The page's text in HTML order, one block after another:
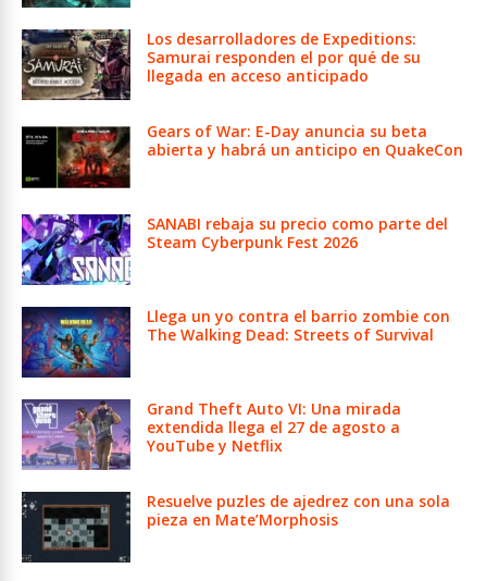
Los desarrolladores de Expeditions:
Samurai responden el por qué de su
llegada en acceso anticipado
Gears of War: E-Day anuncia su beta
abierta y habrá un anticipo en QuakeCon
SANABI rebaja su precio como parte del
Steam Cyberpunk Fest 2026
Llega un yo contra el barrio zombie con
The Walking Dead: Streets of Survival
Grand Theft Auto VI: Una mirada
extendida llega el 27 de agosto a
YouTube y Netflix
Resuelve puzles de ajedrez con una sola
pieza en Mate’Morphosis